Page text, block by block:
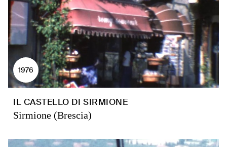
1976
IL CASTELLO DI SIRMIONE
Sirmione (Brescia)